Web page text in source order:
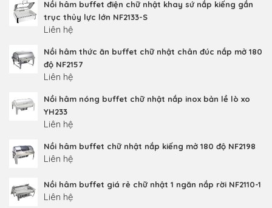
Nồi hâm buffet điện chữ nhật khay sứ nắp kiếng gắn
trục thủy lực lớn NF2133-S
Liên hệ
Nồi hâm thức ăn buffet chữ nhật chân đúc nắp mở 180
độ NF2157
Liên hệ
Nồi hâm nóng buffet chữ nhật nắp inox bản lề lò xo
YH233
Liên hệ
Nồi hâm buffet chữ nhật nắp kiếng mở 180 độ NF2198
Liên hệ
Nồi hâm buffet giá rẻ chữ nhật 1 ngăn nắp rời NF2110-1
Liên hệ